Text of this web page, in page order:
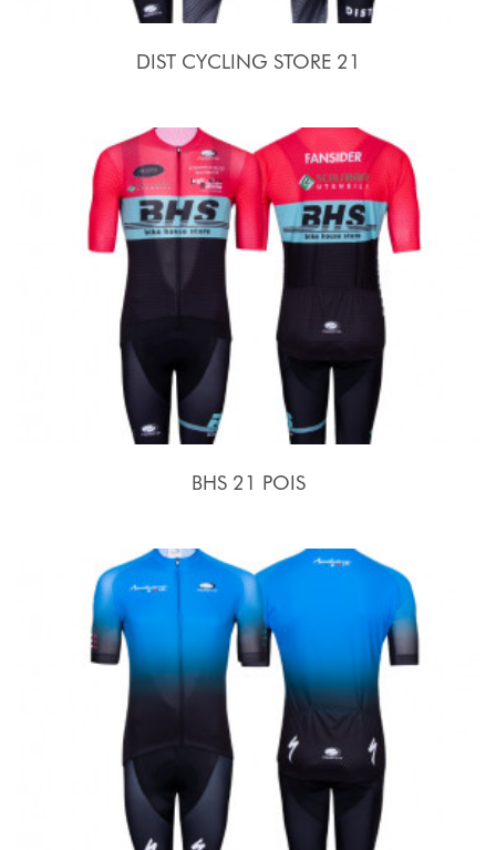
DIST CYCLING STORE 21
BHS 21 POIS